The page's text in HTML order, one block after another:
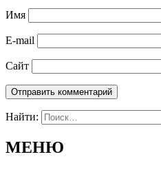
Имя
E-mail
Сайт
Найти:
МЕНЮ